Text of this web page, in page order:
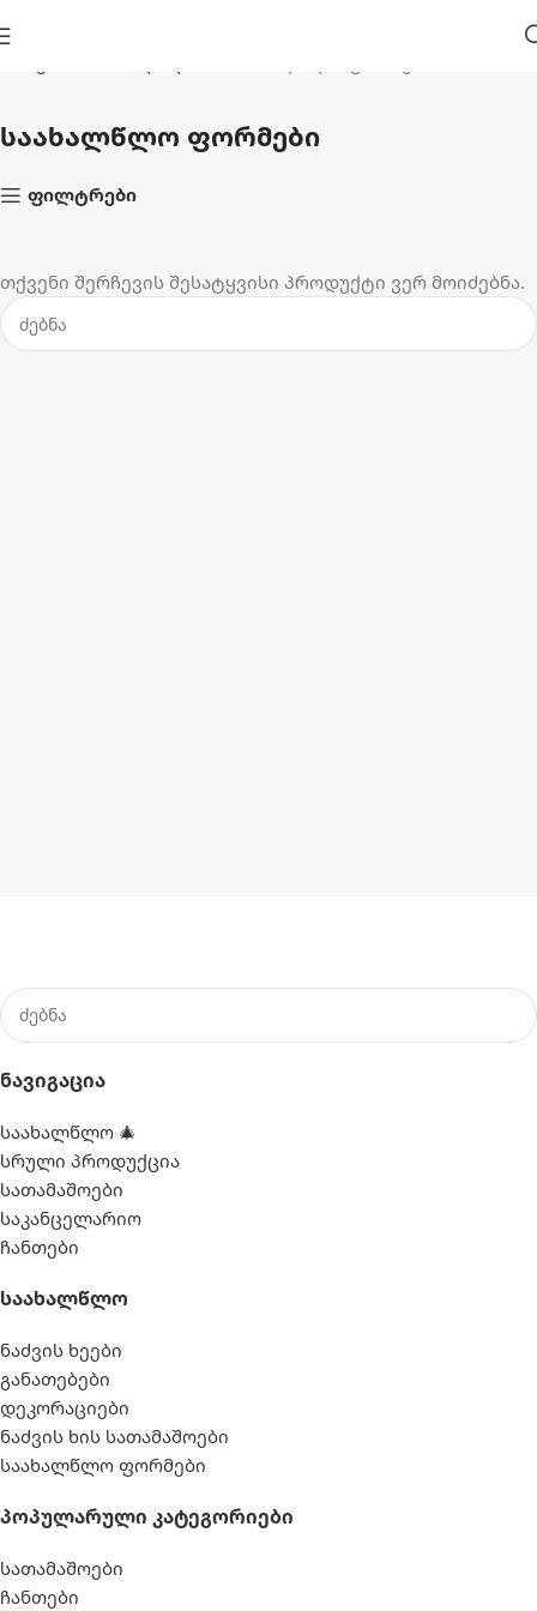
საახალწლო ფორმები
ფილტრები
თქვენი შერჩევის შესატყვისი პროდუქტი ვერ მოიძებნა.
Ნავიგაცია
საახალწლო 🎄
სრული პროდუქცია
სათამაშოები
საკანცელარიო
ჩანთები
Საახალწლო
ნაძვის ხეები
განათებები
დეკორაციები
ნაძვის ხის სათამაშოები
საახალწლო ფორმები
Პოპულარული Კატეგორიები
სათამაშოები
ჩანთები